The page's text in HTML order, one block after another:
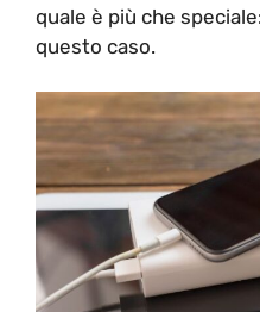
quale è più che
questo caso.